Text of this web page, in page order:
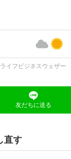
イフビジネスウェザー
友だちに送る
直す